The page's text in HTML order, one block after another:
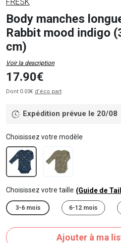
Body manches
Rabbit mood indigo
cm)
Voir la description
17.90€
Dont 0.03€ d’éco part
Expédition prévue le 20/08
Choisissez votre modèle
Choisissez votre taille (Guide de
3-6 mois 6-12 mois
Ajouter à ma